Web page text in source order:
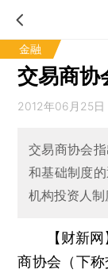
金融
交易商协
2012年06月25日
交易商协会
和基础制度
机构投资人制
【财新
商协会（下